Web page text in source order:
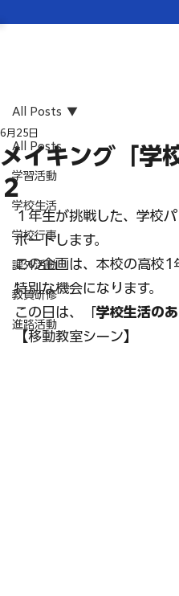
All Posts
学習活動
学校生活
学校行事
課外活動
教員研修
進路活動
All Posts
メイキング「学
２
6月25日
１年生が挑戦した、学校
ポートします。
この企画は、本校の高校1
特別な機会になります。
この日は、「 学校生活の
【移動教室シーン】